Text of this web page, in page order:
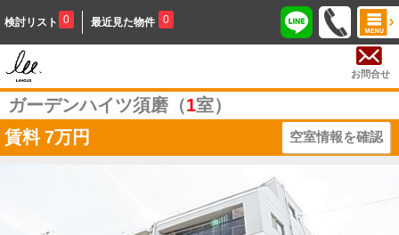
検討リスト 0 最近見た物件 0
お問合せ
ガーデンハイツ須磨（1室）
賃料 7万円 空室情報を確認